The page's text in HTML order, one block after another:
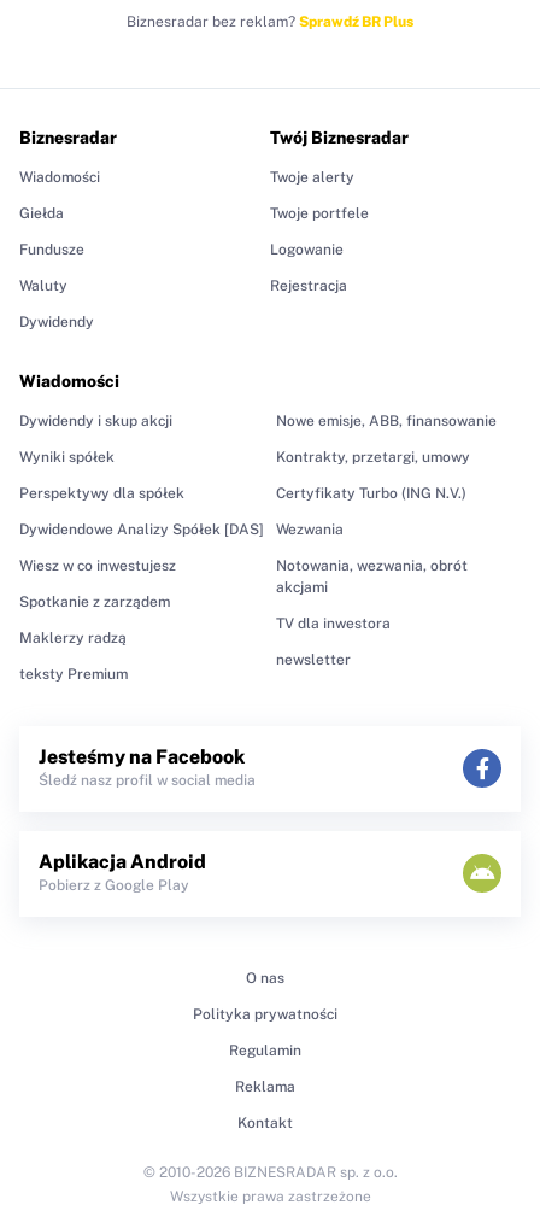
Biznesradar bez reklam? Sprawdź BR Plus
Biznesradar
Wiadomości
Giełda
Fundusze
Waluty
Dywidendy
Wiadomości
Dywidendy i skup akcji
Wyniki spółek
Perspektywy dla spółek
Dywidendowe Analizy Spółek [DAS]
Wiesz w co inwestujesz
Spotkanie z zarządem
Maklerzy radzą
teksty Premium
Nowe emisje, ABB, finansowanie
Kontrakty, przetargi, umowy
Certyfikaty Turbo (ING N.V.)
Wezwania
Notowania, wezwania, obrót
akcjami
TV dla inwestora
newsletter
Twój Biznesradar
Twoje alerty
Twoje portfele
Logowanie
Rejestracja
Jesteśmy na Facebook
Śledź nasz profil w social media
Aplikacja Android
Pobierz z Google Play
O nas
Polityka prywatności
Regulamin
Reklama
Kontakt
© 2010-2026 BIZNESRADAR sp. z o.o.
Wszystkie prawa zastrzeżone